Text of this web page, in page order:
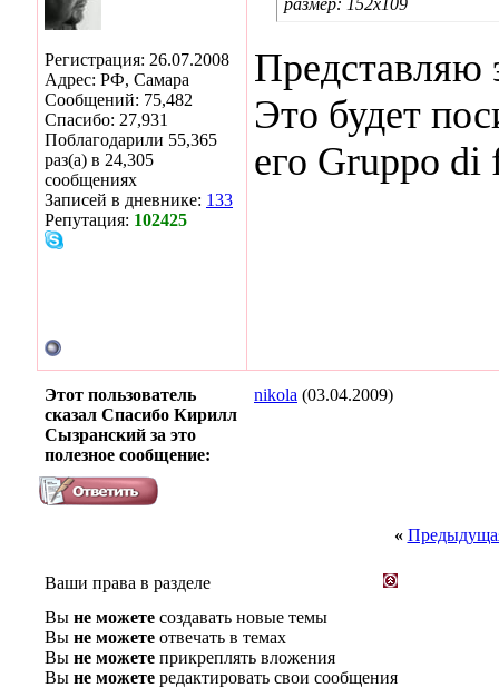
Регистрация: 26.07.2008
Адрес: РФ, Самара
Сообщений: 75,482
Спасибо: 27,931
Поблагодарили 55,365
раз(а) в 24,305
сообщениях
Записей в дневнике: 133
Репутация: 102425
размер: 152х109
Представляю
Это будет
его Gruppo
Этот пользователь
сказал Спасибо Кирилл
Сызранский за это
полезное сообщение:
nikola (03.04.2009)
«
Ваши права в разделе
Вы не можете создавать новые темы
Вы не можете отвечать в темах
Вы не можете прикреплять вложения
Вы не можете редактировать свои сообщения